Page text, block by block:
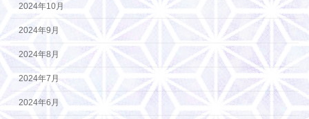
2024年10月
2024年9月
2024年8月
2024年7月
2024年6月